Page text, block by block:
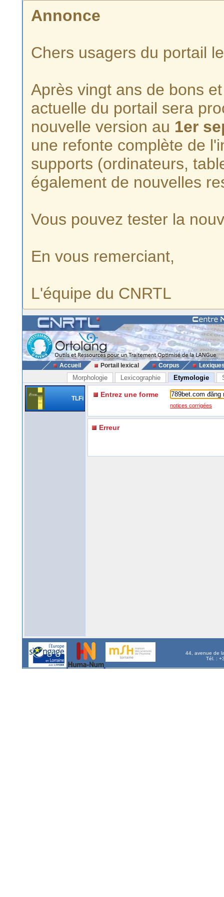
Annonce
Chers usagers du portail
Après vingt ans de bons
actuelle du portail sera
nouvelle version au 1er
une refonte complète de
supports (ordinateurs,
également de nouvelles
Vous pouvez tester la
En vous remerciant,
L'équipe du CNRTL
Accueil Portail lexical Corpus
Morphologie Lexicographie Etymologie
TLFi Entrez une forme
notices corrigées
Erreur
44, avenue de
Tél. :